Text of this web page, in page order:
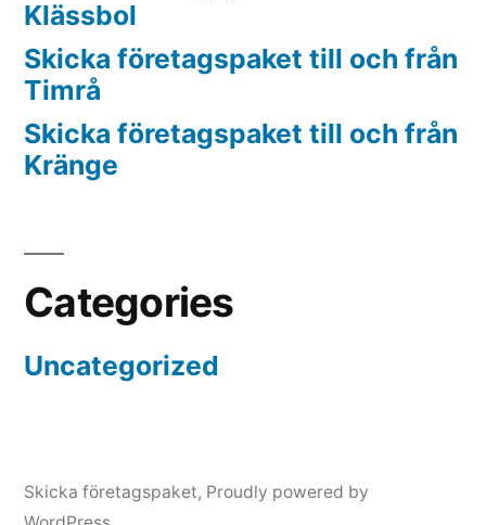
Klässbol
Skicka företagspaket till och från
Timrå
Skicka företagspaket till och från
Kränge
Categories
Uncategorized
Skicka företagspaket, Proudly powered by